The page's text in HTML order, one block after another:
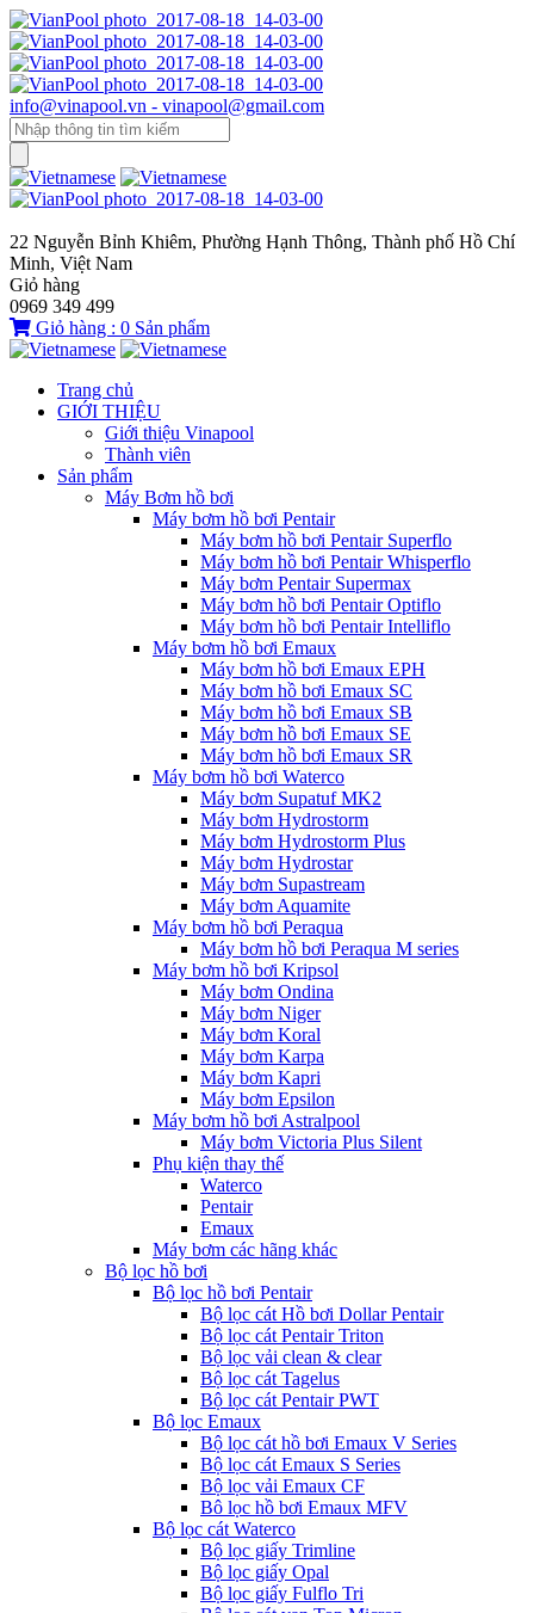
info@vinapool.vn - vinapool@gmail.com
22 Nguyễn Bỉnh Khiêm, Phường Hạnh Thông, Thành phố Hồ Chí
Minh, Việt Nam
Giỏ hàng
0969 349 499
Giỏ hàng : 0 Sản phẩm
Trang chủ
GIỚI THIỆU
Giới thiệu Vinapool
Thành viên
Sản phẩm
Máy Bơm hồ bơi
Máy bơm hồ bơi Pentair
Máy bơm hồ bơi Pentair Superflo
Máy bơm hồ bơi Pentair Whisperflo
Máy bơm Pentair Supermax
Máy bơm hồ bơi Pentair Optiflo
Máy bơm hồ bơi Pentair Intelliflo
Máy bơm hồ bơi Emaux
Máy bơm hồ bơi Emaux EPH
Máy bơm hồ bơi Emaux SC
Máy bơm hồ bơi Emaux SB
Máy bơm hồ bơi Emaux SE
Máy bơm hồ bơi Emaux SR
Máy bơm hồ bơi Waterco
Máy bơm Supatuf MK2
Máy bơm Hydrostorm
Máy bơm Hydrostorm Plus
Máy bơm Hydrostar
Máy bơm Supastream
Máy bơm Aquamite
Máy bơm hồ bơi Peraqua
Máy bơm hồ bơi Peraqua M series
Máy bơm hồ bơi Kripsol
Máy bơm Ondina
Máy bơm Niger
Máy bơm Koral
Máy bơm Karpa
Máy bơm Kapri
Máy bơm Epsilon
Máy bơm hồ bơi Astralpool
Máy bơm Victoria Plus Silent
Phụ kiện thay thế
Waterco
Pentair
Emaux
Máy bơm các hãng khác
Bộ lọc hồ bơi
Bộ lọc hồ bơi Pentair
Bộ lọc cát Hồ bơi Dollar Pentair
Bộ lọc cát Pentair Triton
Bộ lọc vải clean & clear
Bộ lọc cát Tagelus
Bộ lọc cát Pentair PWT
Bộ lọc Emaux
Bộ lọc cát hồ bơi Emaux V Series
Bộ lọc cát Emaux S Series
Bộ lọc vải Emaux CF
Bô lọc hồ bơi Emaux MFV
Bộ lọc cát Waterco
Bộ lọc giấy Trimline
Bộ lọc giấy Opal
Bộ lọc giấy Fulflo Tri